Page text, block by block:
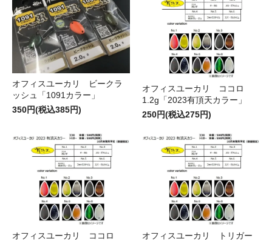
オフィスユーカリ ビークラ
ッシュ「1091カラー」
350円(税込385円)
オフィスユーカリ ココロ
1.2g「2023有頂天カラー」
250円(税込275円)
オフィスユーカリ ココロ
オフィスユーカリ トリガー